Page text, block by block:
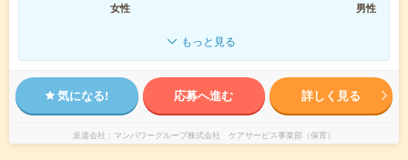
女性
男性
もっと見る
気になる! 応募へ進む 詳しく見る
派遣会社 マンパワーグループ株式会社 ケアサービス事業部（保育）